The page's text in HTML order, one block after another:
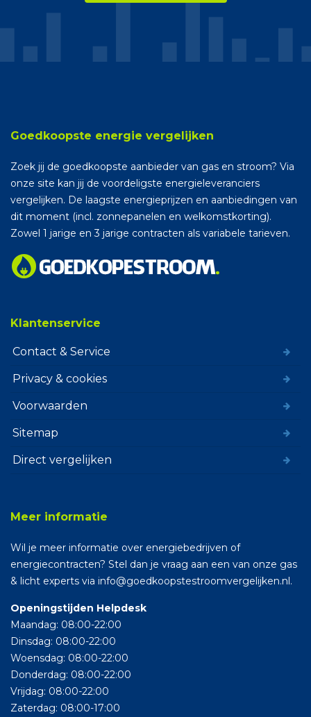
Goedkoopste energie vergelijken
Zoek jij de goedkoopste aanbieder van gas en stroom? Via
onze site kan jij de voordeligste energieleveranciers
vergelijken. De laagste energieprijzen en aanbiedingen van
dit moment (incl. zonnepanelen en welkomstkorting).
Zowel 1 jarige en 3 jarige contracten als variabele tarieven.
Klantenservice
Contact & Service
Privacy & cookies
Voorwaarden
Sitemap
Direct vergelijken
Meer informatie
Wil je meer informatie over energiebedrijven of
energiecontracten? Stel dan je vraag aan een van onze gas
& licht experts via info@goedkoopstestroomvergelijken.nl.
Openingstijden Helpdesk
Maandag: 08:00-22:00
Dinsdag: 08:00-22:00
Woensdag: 08:00-22:00
Donderdag: 08:00-22:00
Vrijdag: 08:00-22:00
Zaterdag: 08:00-17:00